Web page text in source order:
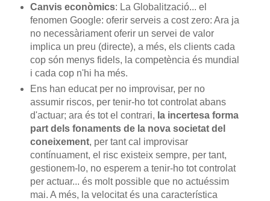
Canvis econòmics: La Globalització... el
fenomen Google: oferir serveis a cost zero: Ara ja
no necessàriament oferir un servei de valor
implica un preu (directe), a més, els clients cada
cop són menys fidels, la competència és mundial
i cada cop n'hi ha més.
Ens han educat per no improvisar, per no
assumir riscos, per tenir-ho tot controlat abans
d'actuar; ara és tot el contrari, la incertesa forma
part dels fonaments de la nova societat del
coneixement, per tant cal improvisar
contínuament, el risc existeix sempre, per tant,
gestionem-lo, no esperem a tenir-ho tot controlat
per actuar... és molt possible que no actuéssim
mai. A més, la velocitat és una característica